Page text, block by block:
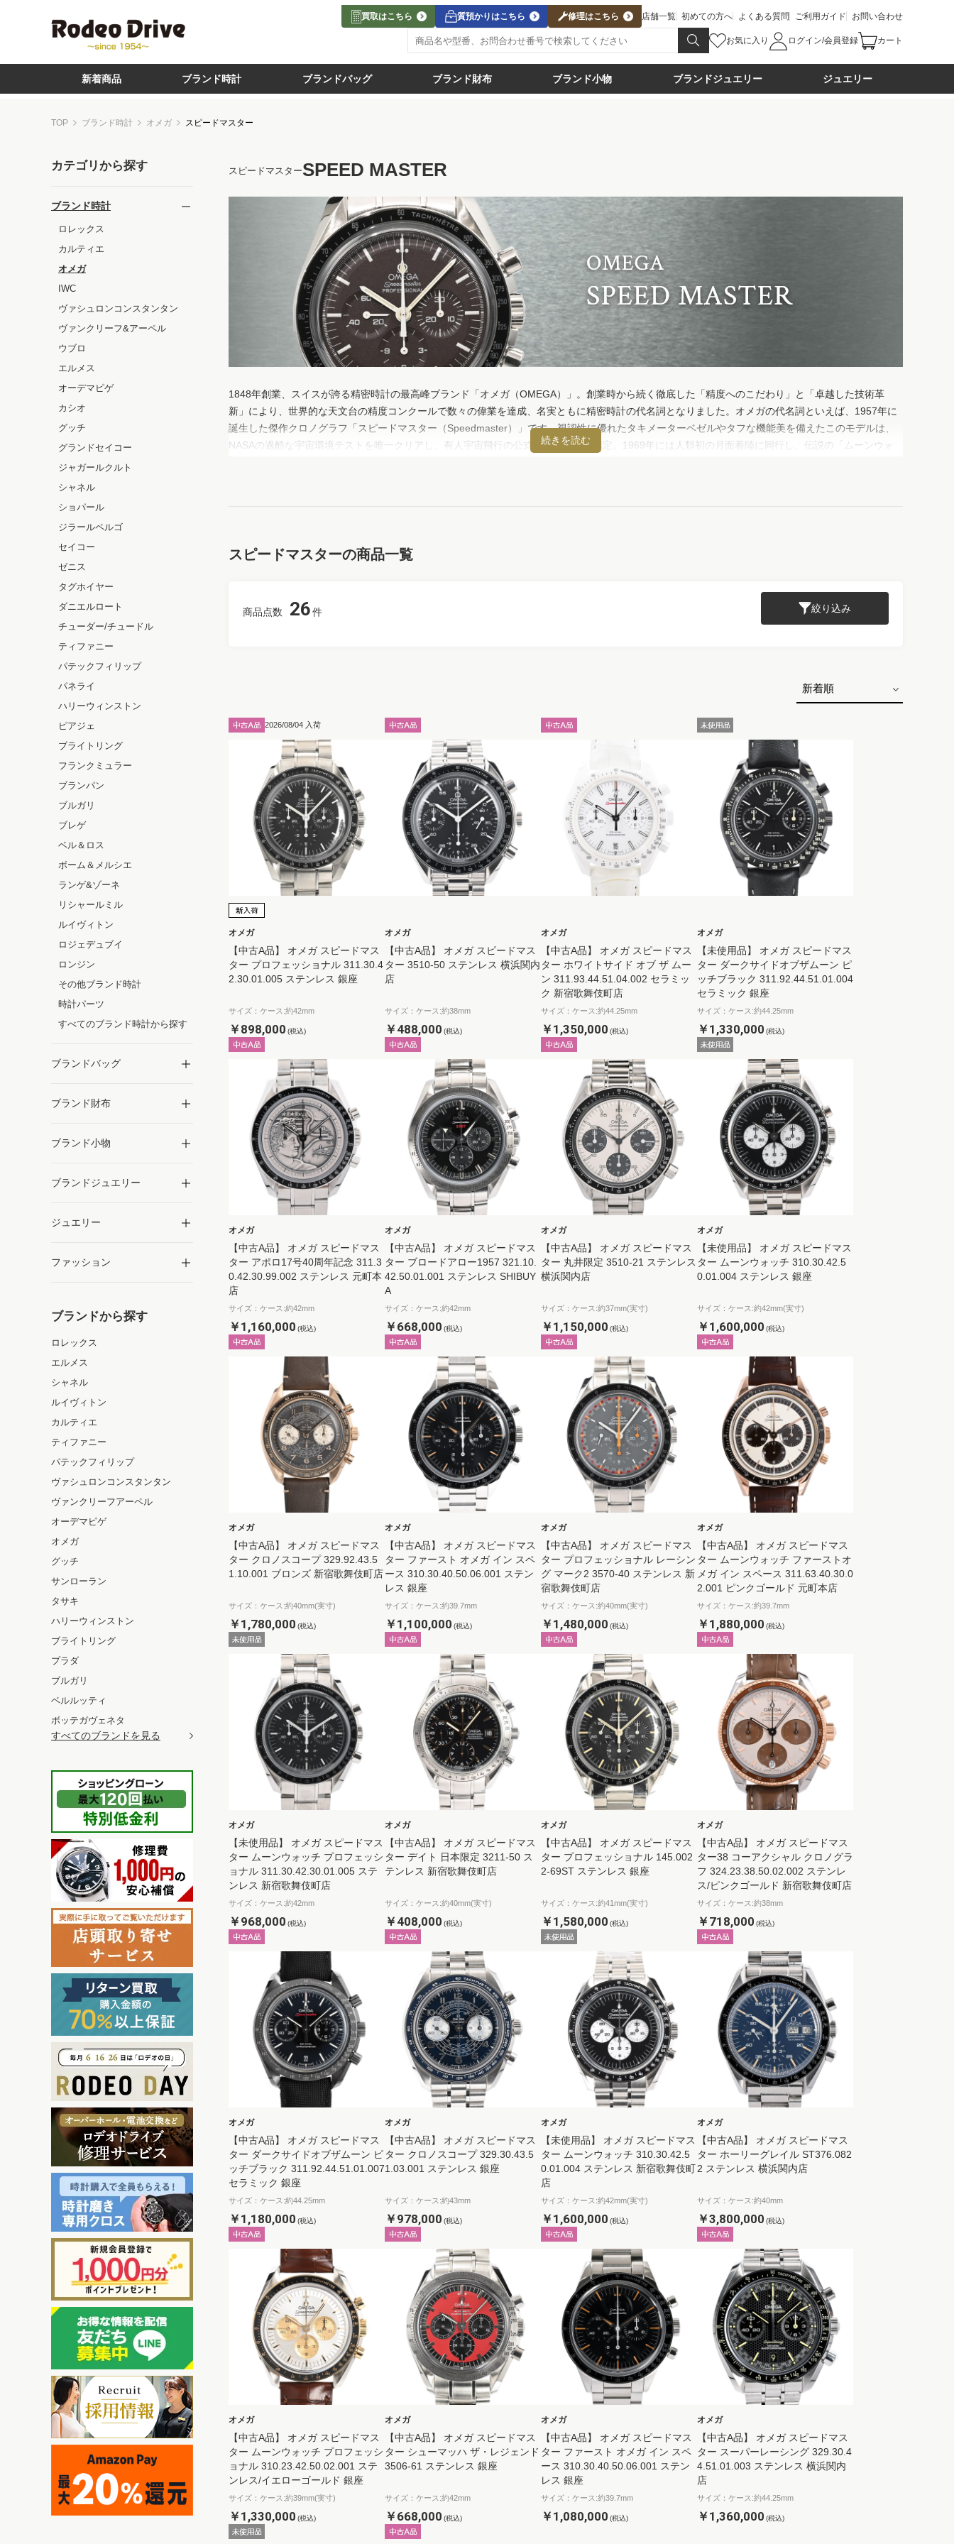
買取はこちら 質預かりはこちら 修理はこちら 店舗一覧 初めての方へ よくある質問 ご利用ガイド お問い合わせ
お気に入り ログイン/会員登録 カート
新着商品 ブランド時計 ブランドバッグ ブランド財布 ブランド小物 ブランドジュエリー ジュエリー
TOP ブランド時計 オメガ スピードマスター
カテゴリから探す
ブランド時計
ロレックス
カルティエ
オメガ
IWC
ヴァシュロンコンスタンタン
ヴァンクリーフ&アーペル
ウブロ
エルメス
オーデマピゲ
カシオ
グッチ
グランドセイコー
ジャガールクルト
シャネル
ショパール
ジラールペルゴ
セイコー
ゼニス
タグホイヤー
ダニエルロート
チューダー/チュードル
ティファニー
パテックフィリップ
パネライ
ハリーウィンストン
ピアジェ
ブライトリング
フランクミュラー
ブランパン
ブルガリ
ブレゲ
ベル＆ロス
ボーム＆メルシエ
ランゲ&ゾーネ
リシャールミル
ルイヴィトン
ロジェデュブイ
ロンジン
その他ブランド時計
時計パーツ
すべてのブランド時計から探す
ブランドバッグ
ブランド財布
ブランド小物
ブランドジュエリー
ジュエリー
ファッション
ブランドから探す
ロレックス
エルメス
シャネル
ルイヴィトン
カルティエ
ティファニー
パテックフィリップ
ヴァシュロンコンスタンタン
ヴァンクリーフアーペル
オーデマピゲ
オメガ
グッチ
サンローラン
タサキ
ハリーウィンストン
ブライトリング
プラダ
ブルガリ
ベルルッティ
ボッテガヴェネタ
すべてのブランドを見る
スピードマスターSPEED MASTER
1848年創業、スイスが誇る精密時計の最高峰ブランド「オメガ（OMEGA）」。創業時から続く徹底した「精度へのこだわり」と「卓越した技術革
新」により、世界的な天文台の精度コンクールで数々の偉業を達成、名実ともに精密時計の代名詞となりました。オメガの代名詞といえば、1957年に
誕生した傑作クロノグラフ「スピードマスター（Speedmaster）」です。視認性に優れたタキメーターベゼルやタフな機能美を備えたこのモデルは、
NASAの過酷な宇宙環境テストを唯一クリアし、有人宇宙飛行の公式装備品として認定。1969年には人類初の月面着陸に同行し、伝説の「ムーンウォ
スピードマスターの商品一覧
商品点数 26件 絞り込み
2026/08/04 入荷
オメガ
【中古A品】 オメガ スピードマス
ター プロフェッショナル 311.30.4
2.30.01.005 ステンレス 銀座
サイズ：ケース:約42mm
￥898,000 (税込)
オメガ
【中古A品】 オメガ スピードマス
ター 3510-50 ステンレス 横浜関内
店
サイズ：ケース:約38mm
￥488,000 (税込)
オメガ
【中古A品】 オメガ スピードマス
ター ホワイトサイド オブ ザ ムー
ン 311.93.44.51.04.002 セラミッ
ク 新宿歌舞伎町店
サイズ：ケース:約44.25mm
￥1,350,000 (税込)
オメガ
【未使用品】 オメガ スピードマス
ター ダークサイドオブザムーン ピ
ッチブラック 311.92.44.51.01.004
セラミック 銀座
サイズ：ケース:約44.25mm
￥1,330,000 (税込)
オメガ
【中古A品】 オメガ スピードマス
ター アポロ17号40周年記念 311.3
0.42.30.99.002 ステンレス 元町本
店
サイズ：ケース:約42mm
￥1,160,000 (税込)
オメガ
【中古A品】 オメガ スピードマス
ター ブロードアロー1957 321.10.
42.50.01.001 ステンレス SHIBUY
A
サイズ：ケース:約42mm
￥668,000 (税込)
オメガ
【中古A品】 オメガ スピードマス
ター 丸井限定 3510-21 ステンレス
横浜関内店
サイズ：ケース:約37mm(実寸)
￥1,150,000 (税込)
オメガ
【未使用品】 オメガ スピードマス
ター ムーンウォッチ 310.30.42.5
0.01.004 ステンレス 銀座
サイズ：ケース:約42mm(実寸)
￥1,600,000 (税込)
オメガ
【中古A品】 オメガ スピードマス
ター クロノスコープ 329.92.43.5
1.10.001 ブロンズ 新宿歌舞伎町店
サイズ：ケース:約40mm(実寸)
￥1,780,000 (税込)
オメガ
【中古A品】 オメガ スピードマス
ター ファースト オメガ イン スペ
ース 310.30.40.50.06.001 ステン
レス 銀座
サイズ：ケース:約39.7mm
￥1,100,000 (税込)
オメガ
【中古A品】 オメガ スピードマス
ター プロフェッショナル レーシン
グ マーク2 3570-40 ステンレス 新
宿歌舞伎町店
サイズ：ケース:約40mm(実寸)
￥1,480,000 (税込)
オメガ
【中古A品】 オメガ スピードマス
ター ムーンウォッチ ファーストオ
メガ イン スペース 311.63.40.30.0
2.001 ピンクゴールド 元町本店
サイズ：ケース:約39.7mm
￥1,880,000 (税込)
オメガ
【未使用品】 オメガ スピードマス
ター ムーンウォッチ プロフェッシ
ョナル 311.30.42.30.01.005 ステ
ンレス 新宿歌舞伎町店
サイズ：ケース:約42mm
￥968,000 (税込)
オメガ
【中古A品】 オメガ スピードマス
ター デイト 日本限定 3211-50 ス
テンレス 新宿歌舞伎町店
サイズ：ケース:約40mm(実寸)
￥408,000 (税込)
オメガ
【中古A品】 オメガ スピードマス
ター プロフェッショナル 145.002
2-69ST ステンレス 銀座
サイズ：ケース:約41mm(実寸)
￥1,580,000 (税込)
オメガ
【中古A品】 オメガ スピードマス
ター38 コーアクシャル クロノグラ
フ 324.23.38.50.02.002 ステンレ
ス/ピンクゴールド 新宿歌舞伎町店
サイズ：ケース:約38mm
￥718,000 (税込)
オメガ
【中古A品】 オメガ スピードマス
ター ダークサイドオブザムーン ピ
ッチブラック 311.92.44.51.01.007
セラミック 銀座
サイズ：ケース:約44.25mm
￥1,180,000 (税込)
オメガ
【中古A品】 オメガ スピードマス
ター クロノスコープ 329.30.43.5
1.03.001 ステンレス 銀座
サイズ：ケース:約43mm
￥978,000 (税込)
オメガ
【未使用品】 オメガ スピードマス
ター ムーンウォッチ 310.30.42.5
0.01.004 ステンレス 新宿歌舞伎町
店
サイズ：ケース:約42mm(実寸)
￥1,600,000 (税込)
オメガ
【中古A品】 オメガ スピードマス
ター ホーリーグレイル ST376.082
2 ステンレス 横浜関内店
サイズ：ケース:約40mm
￥3,800,000 (税込)
オメガ
【中古A品】 オメガ スピードマス
ター ムーンウォッチ プロフェッシ
ョナル 310.23.42.50.02.001 ステ
ンレス/イエローゴールド 銀座
サイズ：ケース:約39mm(実寸)
￥1,330,000 (税込)
オメガ
【中古A品】 オメガ スピードマス
ター シューマッハ ザ・レジェンド
3506-61 ステンレス 銀座
サイズ：ケース:約42mm
￥668,000 (税込)
オメガ
【中古A品】 オメガ スピードマス
ター ファースト オメガ イン スペ
ース 310.30.40.50.06.001 ステン
レス 銀座
サイズ：ケース:約39.7mm
￥1,080,000 (税込)
オメガ
【中古A品】 オメガ スピードマス
ター スーパーレーシング 329.30.4
4.51.01.003 ステンレス 横浜関内
店
サイズ：ケース:約44.25mm
￥1,360,000 (税込)